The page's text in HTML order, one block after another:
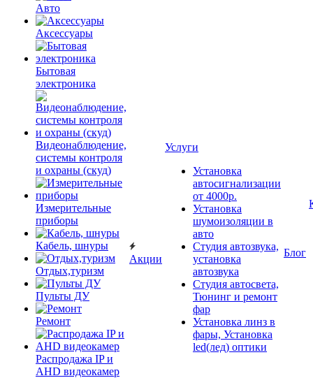
Авто
Аксессуары
Бытовая
электроника
Видеонаблюдение,
системы контроля
и охраны (скуд)
Измерительные
приборы
Кабель, шнуры
Отдых,туризм
Пульты ДУ
Ремонт
Распродажа IP и
AHD видеокамер
Акции
Услуги
Установка
автосигнализации
от 4000р.
Установка
шумоизоляции в
авто
Студия автозвука,
установка
автозвука
Студия автосвета,
Тюнинг и ремонт
фар
Установка линз в
фары, Установка
led(лед) оптики
Блог